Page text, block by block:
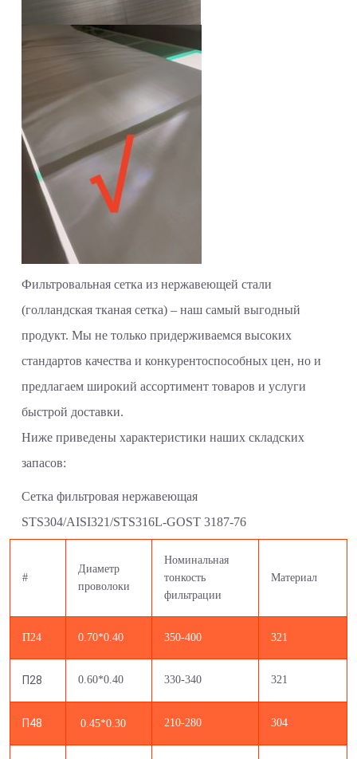
Фильтровальная сетка из нержавеющей стали
(голландская тканая сетка) – наш самый выгодный
продукт. Мы не только придерживаемся высоких
стандартов качества и конкурентоспособных цен, но и
предлагаем широкий ассортимент товаров и услуги
быстрой доставки.
Ниже приведены характеристики наших складских
запасов:
Сетка фильтровая нержавеющая
STS304/AISI321/STS316L-GOST 3187-76
#
Диаметр
проволоки
Номинальная
тонкость
фильтрации
Материал
П24 0.70*0.40 350-400 321
П28 0.60*0.40 330-340 321
П48 0.45*0.30 210-280 304